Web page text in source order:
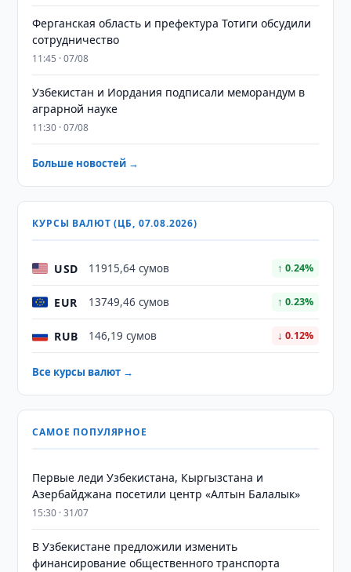
Ферганская область и префектура Тотиги обсудили
сотрудничество
11:45 · 07/08
Узбекистан и Иордания подписали меморандум в
аграрной науке
11:30 · 07/08
Больше новостей →
КУРСЫ ВАЛЮТ (ЦБ, 07.08.2026)
USD 11915,64 сумов ↑ 0.24%
EUR 13749,46 сумов ↑ 0.23%
RUB 146,19 сумов ↓ 0.12%
Все курсы валют →
САМОЕ ПОПУЛЯРНОЕ
Первые леди Узбекистана, Кыргызстана и
Азербайджана посетили центр «Алтын Балалык»
15:30 · 31/07
В Узбекистане предложили изменить
финансирование общественного транспорта